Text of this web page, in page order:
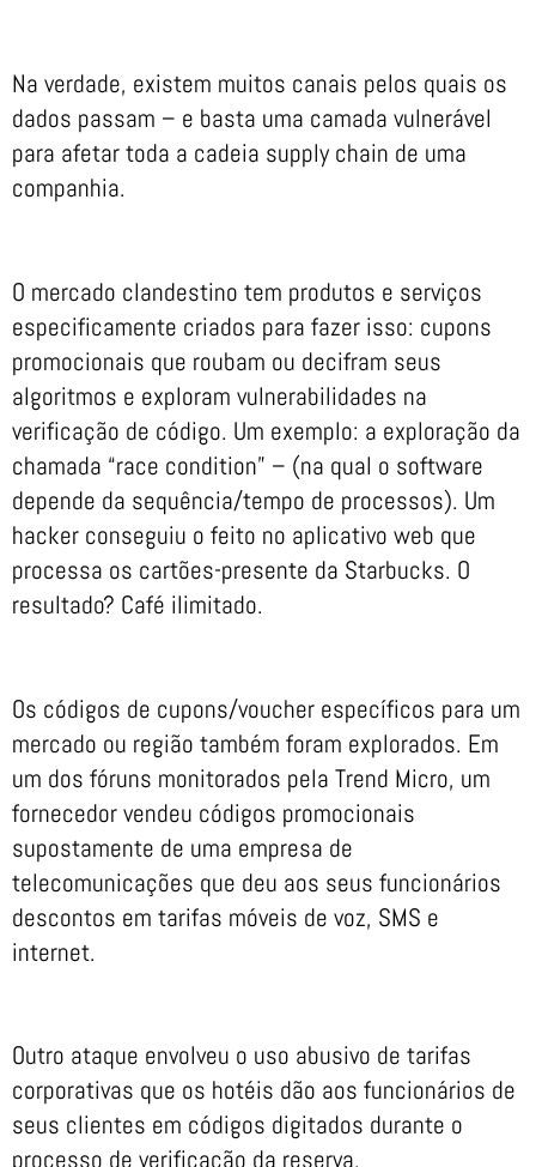
Na verdade, existem muitos canais pelos quais os
dados passam – e basta uma camada vulnerável
para afetar toda a cadeia supply chain de uma
companhia.
O mercado clandestino tem produtos e serviços
especificamente criados para fazer isso: cupons
promocionais que roubam ou decifram seus
algoritmos e exploram vulnerabilidades na
verificação de código. Um exemplo: a exploração da
chamada “race condition” – (na qual o software
depende da sequência/tempo de processos). Um
hacker conseguiu o feito no aplicativo web que
processa os cartões-presente da Starbucks. O
resultado? Café ilimitado.
Os códigos de cupons/voucher específicos para um
mercado ou região também foram explorados. Em
um dos fóruns monitorados pela Trend Micro, um
fornecedor vendeu códigos promocionais
supostamente de uma empresa de
telecomunicações que deu aos seus funcionários
descontos em tarifas móveis de voz, SMS e
internet.
Outro ataque envolveu o uso abusivo de tarifas
corporativas que os hotéis dão aos funcionários de
seus clientes em códigos digitados durante o
processo de verificação da reserva.